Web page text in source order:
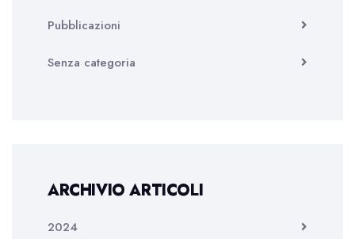
Pubblicazioni
Senza categoria
ARCHIVIO ARTICOLI
2024